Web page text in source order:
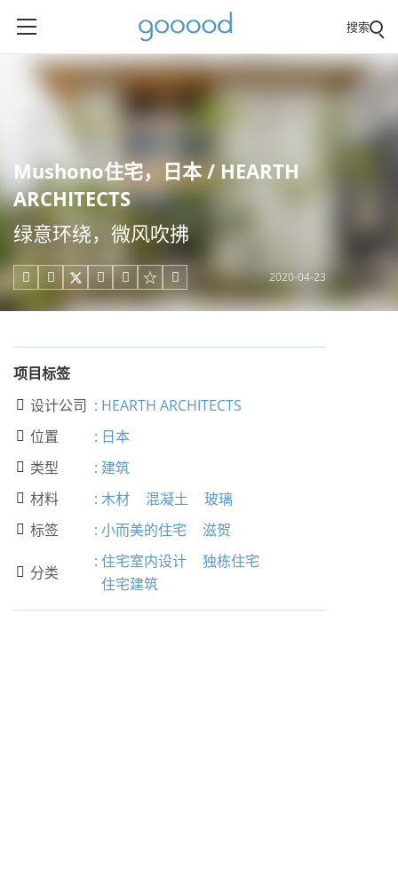
搜索
Mushono住宅，日本 / HEARTH
ARCHITECTS
绿意环绕，微风吹拂
     2020-04-23
项目标签
 设计公司 : HEARTH ARCHITECTS
 位置 : 日本
 类型 : 建筑
 材料 : 木材 混凝土 玻璃
 标签 : 小而美的住宅 滋贺
 分类
: 住宅室内设计
独栋住宅
住宅建筑